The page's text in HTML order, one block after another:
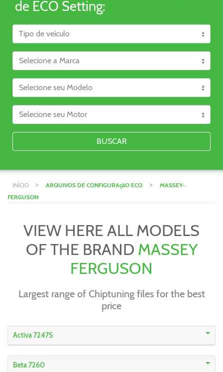
de ECO Setting:
BUSCAR
INÍCIO > ARQUIVOS DE CONFIGURAçãO ECO >
MASSEY-
FERGUSON
VIEW HERE ALL MODELS
OF THE BRAND MASSEY
FERGUSON
Largest range of Chiptuning files for the best
price
Activa 7247S
Beta 7260